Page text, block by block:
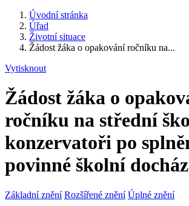
Úvodní stránka
Úřad
Životní situace
Žádost žáka o opakování ročníku na...
Vytisknout
Žádost žáka o
ročníku na střední
konzervatoři po
povinné školní
Základní znění Rozšířené znění Úplné znění